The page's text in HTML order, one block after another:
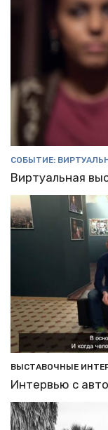
СОБЫТИЕ:
Виртуальная
ВЫСТАВОЧНЫЕ
Интервью с